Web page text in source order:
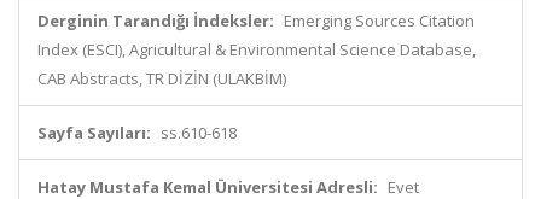
Derginin Tarandığı İndeksler: Emerging Sources Citation
Index (ESCI), Agricultural & Environmental Science Database,
CAB Abstracts, TR DİZİN (ULAKBİM)
Sayfa Sayıları: ss.610-618
Hatay Mustafa Kemal Üniversitesi Adresli: Evet